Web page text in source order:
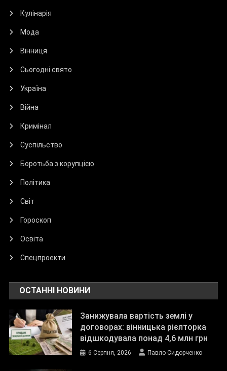
Кулінарія
Мода
Вінниця
Сьогодні свято
Україна
Війна
Кримінал
Суспільство
Боротьба з корупцією
Політика
Світ
Гороскоп
Освіта
Спецпроекти
ОСТАННІ НОВИНИ
Занижувала вартість землі у
договорах: вінницька рієлторка
відшкодувала понад 4,6 млн грн
6 Серпня, 2026 Павло Сидорченко